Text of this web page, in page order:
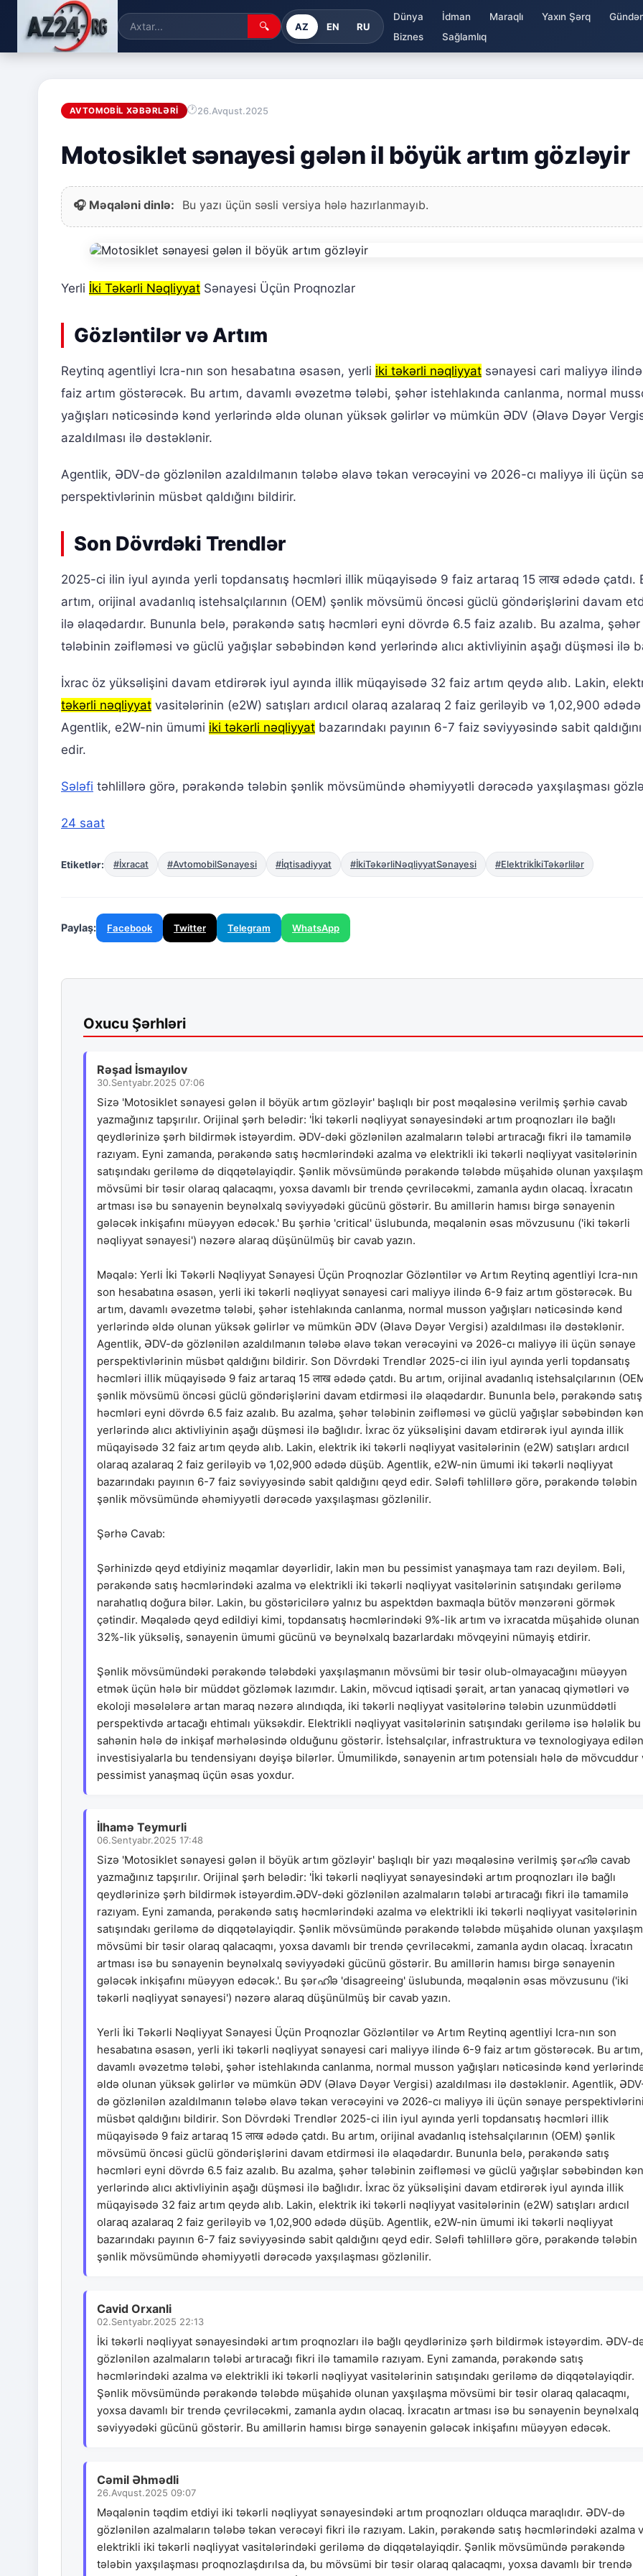
🔍 AZ EN RU
Dünya İdman Maraqlı Yaxın Şərq
Biznes
Sağlamlıq
AVTOMOBIL XƏBƏRLƏRI 26.Avqust.2025
Motosiklet sənayesi gələn il böyük artım gözləyir
🎧 Məqaləni dinlə: Bu yazı üçün səsli versiya hələ hazırlanmayıb.
Yerli İki Təkərli Nəqliyyat Sənayesi Üçün Proqnozlar
Gözləntilər və Artım
Reytinq agentliyi Icra-nın son hesabatına əsasən, yerli iki təkərli nəqliyyat sənayesi cari maliyyə
faiz artım göstərəcək. Bu artım, davamlı əvəzetmə tələbi, şəhər istehlakında canlanma, normal
yağışları nəticəsində kənd yerlərində əldə olunan yüksək gəlirlər və mümkün ƏDV (Əlavə Dəyər
azaldılması ilə dəstəklənir.
Agentlik, ƏDV-də gözlənilən azaldılmanın tələbə əlavə təkan verəcəyini və 2026-cı maliyyə ili üçün
perspektivlərinin müsbət qaldığını bildirir.
Son Dövrdəki Trendlər
2025-ci ilin iyul ayında yerli topdansatış həcmləri illik müqayisədə 9 faiz artaraq 15 लाख ədədə çatdı.
artım, orijinal avadanlıq istehsalçılarının (OEM) şənlik mövsümü öncəsi güclü göndərişlərini davam
ilə əlaqədardır. Bununla belə, pərakəndə satış həcmləri eyni dövrdə 6.5 faiz azalıb. Bu azalma, şəhər
tələbinin zəifləməsi və güclü yağışlar səbəbindən kənd yerlərində alıcı aktivliyinin aşağı düşməsi ilə
İxrac öz yüksəlişini davam etdirərək iyul ayında illik müqayisədə 32 faiz artım qeydə alıb. Lakin,
təkərli nəqliyyat vasitələrinin (e2W) satışları ardıcıl olaraq azalaraq 2 faiz geriləyib və 1,02,900
Agentlik, e2W-nin ümumi iki təkərli nəqliyyat bazarındakı payının 6-7 faiz səviyyəsində sabit
edir.
Sələfi təhlillərə görə, pərakəndə tələbin şənlik mövsümündə əhəmiyyətli dərəcədə yaxşılaşması
24 saat
Etiketlər: #İxracat #AvtomobilSənayesi #İqtisadiyyat #İkiTəkərliNəqliyyatSənayesi #ElektrikİkiTəkərlilər
Paylaş: Facebook Twitter Telegram WhatsApp
Oxucu Şərhləri
Rəşad İsmayılov
30.Sentyabr.2025 07:06
Sizə 'Motosiklet sənayesi gələn il böyük artım gözləyir' başlıqlı bir post məqaləsinə verilmiş şərhiə cavab
yazmağınız tapşırılır. Orijinal şərh belədir: 'İki təkərli nəqliyyat sənayesindəki artım proqnozları ilə bağlı
qeydlərinizə şərh bildirmək istəyərdim. ƏDV-dəki gözlənilən azalmaların tələbi artıracağı fikri ilə tamamilə
razıyam. Eyni zamanda, pərakəndə satış həcmlərindəki azalma və elektrikli iki təkərli nəqliyyat vasitələrinin
satışındakı geriləmə də diqqətəlayiqdir. Şənlik mövsümündə pərakəndə tələbdə müşahidə olunan
mövsümi bir təsir olaraq qalacaqmı, yoxsa davamlı bir trendə çevriləcəkmi, zamanla aydın olacaq. İxracatın
artması isə bu sənayenin beynəlxalq səviyyədəki gücünü göstərir. Bu amillərin hamısı birgə sənayenin
gələcək inkişafını müəyyən edəcək.' Bu şərhiə 'critical' üslubunda, məqalənin əsas mövzusunu ('iki təkərli
nəqliyyat sənayesi') nəzərə alaraq düşünülmüş bir cavab yazın.
Məqalə: Yerli İki Təkərli Nəqliyyat Sənayesi Üçün Proqnozlar Gözləntilər və Artım Reytinq agentliyi Icra-nın
son hesabatına əsasən, yerli iki təkərli nəqliyyat sənayesi cari maliyyə ilində 6-9 faiz artım göstərəcək. Bu
artım, davamlı əvəzetmə tələbi, şəhər istehlakında canlanma, normal musson yağışları nəticəsində kənd
yerlərində əldə olunan yüksək gəlirlər və mümkün ƏDV (Əlavə Dəyər Vergisi) azaldılması ilə dəstəklənir.
Agentlik, ƏDV-də gözlənilən azaldılmanın tələbə əlavə təkan verəcəyini və 2026-cı maliyyə ili üçün sənaye
perspektivlərinin müsbət qaldığını bildirir. Son Dövrdəki Trendlər 2025-ci ilin iyul ayında yerli topdansatış
həcmləri illik müqayisədə 9 faiz artaraq 15 लाख ədədə çatdı. Bu artım, orijinal avadanlıq istehsalçılarının
şənlik mövsümü öncəsi güclü göndərişlərini davam etdirməsi ilə əlaqədardır. Bununla belə, pərakəndə satış
həcmləri eyni dövrdə 6.5 faiz azalıb. Bu azalma, şəhər tələbinin zəifləməsi və güclü yağışlar səbəbindən
yerlərində alıcı aktivliyinin aşağı düşməsi ilə bağlıdır. İxrac öz yüksəlişini davam etdirərək iyul ayında illik
müqayisədə 32 faiz artım qeydə alıb. Lakin, elektrik iki təkərli nəqliyyat vasitələrinin (e2W) satışları ardıcıl
olaraq azalaraq 2 faiz geriləyib və 1,02,900 ədədə düşüb. Agentlik, e2W-nin ümumi iki təkərli nəqliyyat
bazarındakı payının 6-7 faiz səviyyəsində sabit qaldığını qeyd edir. Sələfi təhlillərə görə, pərakəndə tələbin
şənlik mövsümündə əhəmiyyətli dərəcədə yaxşılaşması gözlənilir.
Şərhə Cavab:
Şərhinizdə qeyd etdiyiniz məqamlar dəyərlidir, lakin mən bu pessimist yanaşmaya tam razı deyiləm. Bəli,
pərakəndə satış həcmlərindəki azalma və elektrikli iki təkərli nəqliyyat vasitələrinin satışındakı geriləmə
narahatlıq doğura bilər. Lakin, bu göstəricilərə yalnız bu aspektdən baxmaqla bütöv mənzərəni görmək
çətindir. Məqalədə qeyd edildiyi kimi, topdansatış həcmlərindəki 9%-lik artım və ixracatda müşahidə olunan
32%-lik yüksəliş, sənayenin ümumi gücünü və beynəlxalq bazarlardakı mövqeyini nümayiş etdirir.
Şənlik mövsümündəki pərakəndə tələbdəki yaxşılaşmanın mövsümi bir təsir olub-olmayacağını müəyyən
etmək üçün hələ bir müddət gözləmək lazımdır. Lakin, mövcud iqtisadi şərait, artan yanacaq qiymətləri və
ekoloji məsələlərə artan maraq nəzərə alındıqda, iki təkərli nəqliyyat vasitələrinə tələbin uzunmüddətli
perspektivdə artacağı ehtimalı yüksəkdir. Elektrikli nəqliyyat vasitələrinin satışındakı geriləmə isə hələlik bu
sahənin hələ də inkişaf mərhələsində olduğunu göstərir. İstehsalçılar, infrastruktura və texnologiyaya edilən
investisiyalarla bu tendensiyanı dəyişə bilərlər. Ümumilikdə, sənayenin artım potensialı hələ də mövcuddur
pessimist yanaşmaq üçün əsas yoxdur.
İlhamə Teymurli
06.Sentyabr.2025 17:48
Sizə 'Motosiklet sənayesi gələn il böyük artım gözləyir' başlıqlı bir yazı məqaləsinə verilmiş şərഹിə cavab
yazmağınız tapşırılır. Orijinal şərh belədir: 'İki təkərli nəqliyyat sənayesindəki artım proqnozları ilə bağlı
qeydlərinizə şərh bildirmək istəyərdim.ƏDV-dəki gözlənilən azalmaların tələbi artıracağı fikri ilə tamamilə
razıyam. Eyni zamanda, pərakəndə satış həcmlərindəki azalma və elektrikli iki təkərli nəqliyyat vasitələrinin
satışındakı geriləmə də diqqətəlayiqdir. Şənlik mövsümündə pərakəndə tələbdə müşahidə olunan
mövsümi bir təsir olaraq qalacaqmı, yoxsa davamlı bir trendə çevriləcəkmi, zamanla aydın olacaq. İxracatın
artması isə bu sənayenin beynəlxalq səviyyədəki gücünü göstərir. Bu amillərin hamısı birgə sənayenin
gələcək inkişafını müəyyən edəcək.'. Bu şərഹിə 'disagreeing' üslubunda, məqalənin əsas mövzusunu ('iki
təkərli nəqliyyat sənayesi') nəzərə alaraq düşünülmüş bir cavab yazın.
Yerli İki Təkərli Nəqliyyat Sənayesi Üçün Proqnozlar Gözləntilər və Artım Reytinq agentliyi Icra-nın son
hesabatına əsasən, yerli iki təkərli nəqliyyat sənayesi cari maliyyə ilində 6-9 faiz artım göstərəcək. Bu artım,
davamlı əvəzetmə tələbi, şəhər istehlakında canlanma, normal musson yağışları nəticəsində kənd
əldə olunan yüksək gəlirlər və mümkün ƏDV (Əlavə Dəyər Vergisi) azaldılması ilə dəstəklənir. Agentlik,
də gözlənilən azaldılmanın tələbə əlavə təkan verəcəyini və 2026-cı maliyyə ili üçün sənaye
müsbət qaldığını bildirir. Son Dövrdəki Trendlər 2025-ci ilin iyul ayında yerli topdansatış həcmləri illik
müqayisədə 9 faiz artaraq 15 लाख ədədə çatdı. Bu artım, orijinal avadanlıq istehsalçılarının (OEM) şənlik
mövsümü öncəsi güclü göndərişlərini davam etdirməsi ilə əlaqədardır. Bununla belə, pərakəndə satış
həcmləri eyni dövrdə 6.5 faiz azalıb. Bu azalma, şəhər tələbinin zəifləməsi və güclü yağışlar səbəbindən
yerlərində alıcı aktivliyinin aşağı düşməsi ilə bağlıdır. İxrac öz yüksəlişini davam etdirərək iyul ayında illik
müqayisədə 32 faiz artım qeydə alıb. Lakin, elektrik iki təkərli nəqliyyat vasitələrinin (e2W) satışları ardıcıl
olaraq azalaraq 2 faiz geriləyib və 1,02,900 ədədə düşüb. Agentlik, e2W-nin ümumi iki təkərli nəqliyyat
bazarındakı payının 6-7 faiz səviyyəsində sabit qaldığını qeyd edir. Sələfi təhlillərə görə, pərakəndə tələbin
şənlik mövsümündə əhəmiyyətli dərəcədə yaxşılaşması gözlənilir.
Cavid Orxanli
02.Sentyabr.2025 22:13
İki təkərli nəqliyyat sənayesindəki artım proqnozları ilə bağlı qeydlərinizə şərh bildirmək istəyərdim. ƏDV-
gözlənilən azalmaların tələbi artıracağı fikri ilə tamamilə razıyam. Eyni zamanda, pərakəndə satış
həcmlərindəki azalma və elektrikli iki təkərli nəqliyyat vasitələrinin satışındakı geriləmə də diqqətəlayiqdir.
Şənlik mövsümündə pərakəndə tələbdə müşahidə olunan yaxşılaşma mövsümi bir təsir olaraq qalacaqmı,
yoxsa davamlı bir trendə çevriləcəkmi, zamanla aydın olacaq. İxracatın artması isə bu sənayenin beynəlxalq
səviyyədəki gücünü göstərir. Bu amillərin hamısı birgə sənayenin gələcək inkişafını müəyyən edəcək.
Cəmil Əhmədli
26.Avqust.2025 09:07
Məqalənin təqdim etdiyi iki təkərli nəqliyyat sənayesindəki artım proqnozları olduqca maraqlıdır. ƏDV-də
gözlənilən azalmaların tələbə təkan verəcəyi fikri ilə razıyam. Lakin, pərakəndə satış həcmlərindəki azalma
elektrikli iki təkərli nəqliyyat vasitələrindəki geriləmə də diqqətəlayiqdir. Şənlik mövsümündə pərakəndə
tələbin yaxşılaşması proqnozlaşdırılsa da, bu mövsümi bir təsir olaraq qalacaqmı, yoxsa davamlı bir trendə